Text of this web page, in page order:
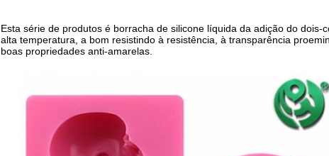
Esta série de produtos é borracha de silicone líquida da adição do
alta temperatura, a bom resistindo à resistência, à transparência
boas propriedades anti-amarelas.